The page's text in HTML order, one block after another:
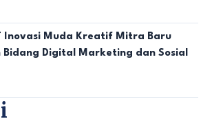
Inovasi Muda Kreatif Mitra Baru
Bidang Digital Marketing dan Sosial